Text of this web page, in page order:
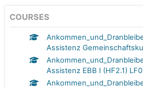
COURSES
Assistenz
Assistenz EBB I (HF2.1)